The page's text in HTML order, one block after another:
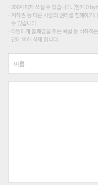
200자까지 쓰실 수 있습니다. (현재 0
저작권 등 다른 사람의 권리를 침해하거
수 있습니다.
타인에게 불쾌감을 주는 욕설 등 비하하
단에 의해 삭제 합니다.